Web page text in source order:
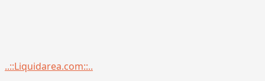
Menu
..::Liquidarea.com::..